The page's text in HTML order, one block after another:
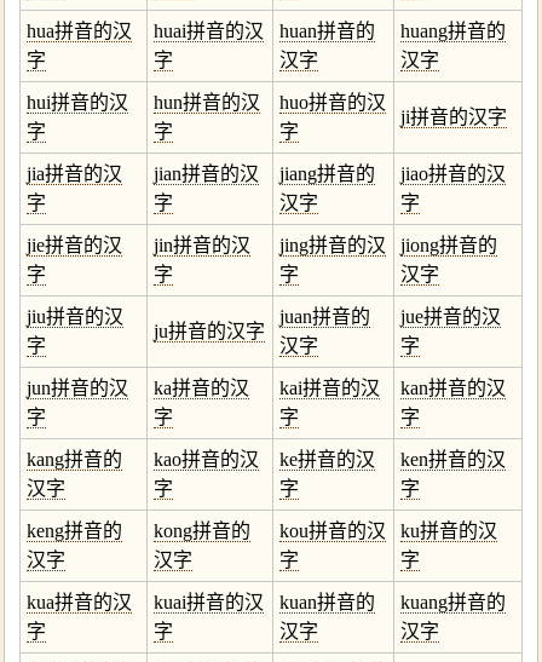
hua拼音的汉
字
huai拼音的汉
字
huan拼音的
汉字
huang拼音的
汉字
hui拼音的汉
字
hun拼音的汉
字
huo拼音的汉
字
ji拼音的汉字
jia拼音的汉
字
jian拼音的汉
字
jiang拼音的
汉字
jiao拼音的汉
字
jie拼音的汉
字
jin拼音的汉
字
jing拼音的汉
字
jiong拼音的
汉字
jiu拼音的汉
字
ju拼音的汉字
juan拼音的
汉字
jue拼音的汉
字
jun拼音的汉
字
ka拼音的汉
字
kai拼音的汉
字
kan拼音的汉
字
kang拼音的
汉字
kao拼音的汉
字
ke拼音的汉
字
ken拼音的汉
字
keng拼音的
汉字
kong拼音的
汉字
kou拼音的汉
字
ku拼音的汉
字
kua拼音的汉
字
kuai拼音的汉
字
kuan拼音的
汉字
kuang拼音的
汉字